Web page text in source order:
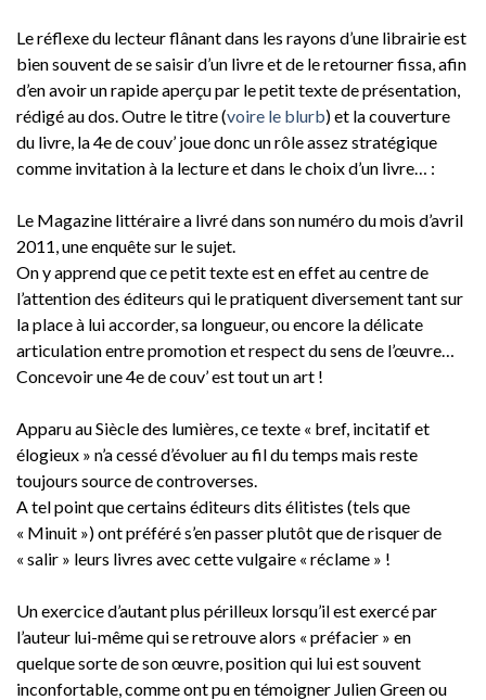
Le réflexe du lecteur flânant dans les rayons d’une librairie est
bien souvent de se saisir d’un livre et de le retourner fissa, afin
d’en avoir un rapide aperçu par le petit texte de présentation,
rédigé au dos. Outre le titre (voire le blurb) et la couverture
du livre, la 4e de couv’ joue donc un rôle assez stratégique
comme invitation à la lecture et dans le choix d’un livre… :
Le Magazine littéraire a livré dans son numéro du mois d’avril
2011, une enquête sur le sujet.
On y apprend que ce petit texte est en effet au centre de
l’attention des éditeurs qui le pratiquent diversement tant sur
la place à lui accorder, sa longueur, ou encore la délicate
articulation entre promotion et respect du sens de l’œuvre…
Concevoir une 4e de couv’ est tout un art !
Apparu au Siècle des lumières, ce texte « bref, incitatif et
élogieux » n’a cessé d’évoluer au fil du temps mais reste
toujours source de controverses.
A tel point que certains éditeurs dits élitistes (tels que
« Minuit ») ont préféré s’en passer plutôt que de risquer de
« salir » leurs livres avec cette vulgaire « réclame » !
Un exercice d’autant plus périlleux lorsqu’il est exercé par
l’auteur lui-même qui se retrouve alors « préfacier » en
quelque sorte de son œuvre, position qui lui est souvent
inconfortable, comme ont pu en témoigner Julien Green ou